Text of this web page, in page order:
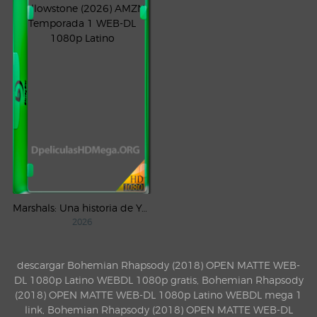
Marshals: Una historia de Yellowstone (2026) AMZN Temporada 1 WEB-DL 1080p Latino
2026
descargar Bohemian Rhapsody (2018) OPEN MATTE WEB-
DL 1080p Latino WEBDL 1080p gratis, Bohemian Rhapsody
(2018) OPEN MATTE WEB-DL 1080p Latino WEBDL mega 1
link, Bohemian Rhapsody (2018) OPEN MATTE WEB-DL